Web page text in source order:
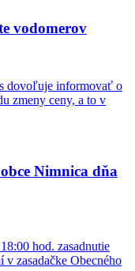
vodomerov
dovoľuje informovať o
zmeny ceny, a to v
Nimnica dňa
hod. zasadnutie
v zasadačke Obecného